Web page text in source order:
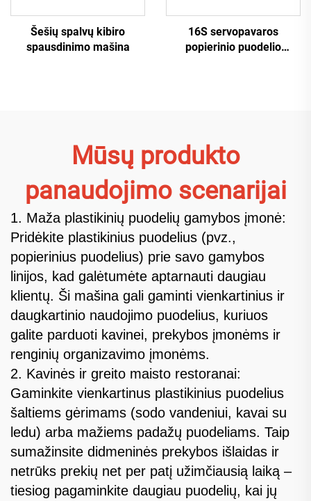
Šešių spalvų kibiro
spausdinimo mašina
16S servopavaros
popierinio puodelio
Mūsų produkto
panaudojimo scenarijai
1. Maža plastikinių puodelių gamybos įmonė:
Pridėkite plastikinius puodelius (pvz.,
popierinius puodelius) prie savo gamybos
linijos, kad galėtumėte aptarnauti daugiau
klientų. Ši mašina gali gaminti vienkartinius ir
daugkartinio naudojimo puodelius, kuriuos
galite parduoti kavinei, prekybos įmonėms ir
renginių organizavimo įmonėms.
2. Kavinės ir greito maisto restoranai:
Gaminkite vienkartinus plastikinius puodelius
šaltiems gėrimams (sodo vandeniui, kavai su
ledu) arba mažiems padažų puodeliams. Taip
sumažinsite didmeninės prekybos išlaidas ir
netrūks prekių net per patį užimčiausią laiką –
tiesiog pagaminkite daugiau puodelių, kai jų